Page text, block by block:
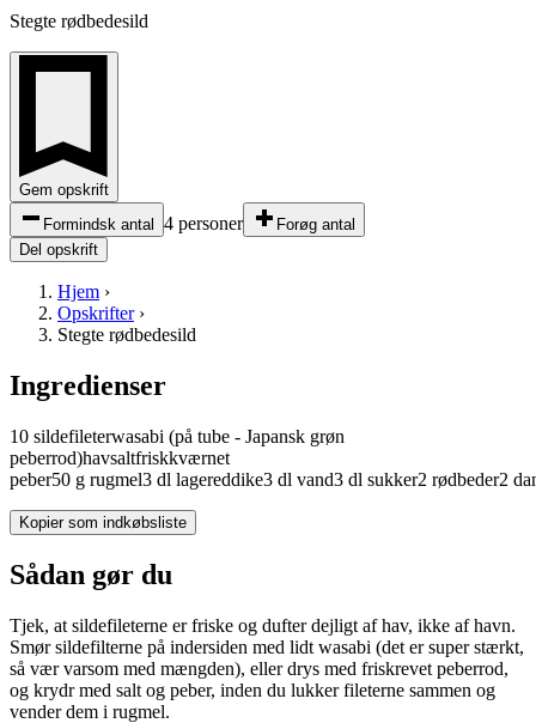
Stegte rødbedesild
Gem opskrift
Formindsk antal
4 personer
Forøg antal
Del opskrift
Hjem ›
Opskrifter›
Stegte rødbedesild
Ingredienser
10 sildefileterwasabi (på tube - Japansk grøn
peberrod)havsaltfriskkværnet
peber50 g rugmel3 dl lagereddike3 dl vand3 dl sukker2 rødbeder2
Kopier som indkøbsliste
Sådan gør du
Tjek, at sildefileterne er friske og dufter dejligt af hav, ikke af havn.
Smør sildefilterne på indersiden med lidt wasabi (det er super stærkt,
så vær varsom med mængden), eller drys med friskrevet peberrod,
og krydr med salt og peber, inden du lukker fileterne sammen og
vender dem i rugmel.